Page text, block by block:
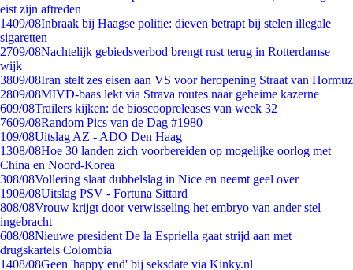
eist zijn aftreden
1409/08Inbraak bij Haagse politie: dieven betrapt bij stelen illegale
sigaretten
2709/08Nachtelijk gebiedsverbod brengt rust terug in Rotterdamse
wijk
3809/08Iran stelt zes eisen aan VS voor heropening Straat van Hormuz
2809/08MIVD-baas lekt via Strava routes naar geheime kazerne
609/08Trailers kijken: de bioscoopreleases van week 32
7609/08Random Pics van de Dag #1980
109/08Uitslag AZ - ADO Den Haag
1308/08Hoe 30 landen zich voorbereiden op mogelijke oorlog met
China en Noord-Korea
308/08Vollering slaat dubbelslag in Nice en neemt geel over
1908/08Uitslag PSV - Fortuna Sittard
808/08Vrouw krijgt door verwisseling het embryo van ander stel
ingebracht
608/08Nieuwe president De la Espriella gaat strijd aan met
drugskartels Colombia
1408/08Geen 'happy end' bij seksdate via Kinky.nl